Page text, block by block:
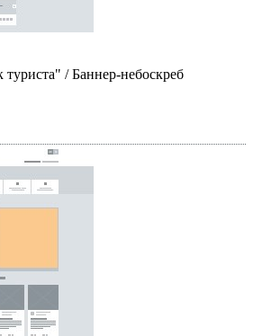
/ Баннер-небоскреб